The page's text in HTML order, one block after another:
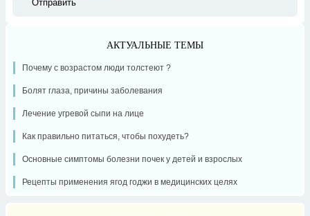
АКТУАЛЬНЫЕ ТЕМЫ
Почему с возрастом люди толстеют ?
Болят глаза, причины заболевания
Лечение угревой сыпи на лице
Как правильно питаться, чтобы похудеть?
Основные симптомы болезни почек у детей и взрослых
Рецепты применения ягод годжи в медицинских целях